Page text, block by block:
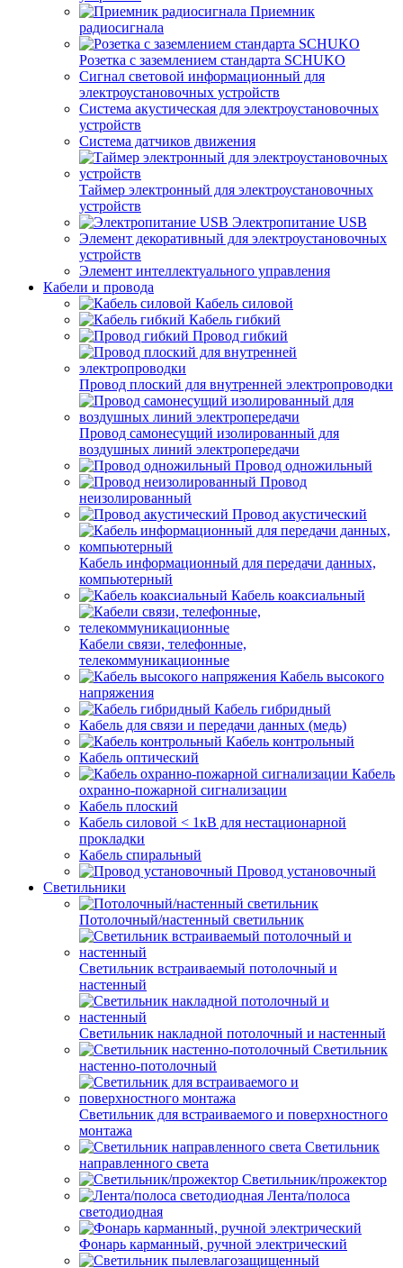
Приемник
радиосигнала
Розетка с заземлением стандарта SCHUKO
Сигнал световой информационный для
электроустановочных устройств
Система акустическая для электроустановочных
устройств
Система датчиков движения
Таймер электронный для электроустановочных
устройств
Электропитание USB
Элемент декоративный для электроустановочных
устройств
Элемент интеллектуального управления
Кабели и провода
Кабель силовой
Кабель гибкий
Провод гибкий
Провод плоский для внутренней электропроводки
Провод самонесущий изолированный для
воздушных линий электропередачи
Провод одножильный
Провод
неизолированный
Провод акустический
Кабель информационный для передачи данных,
компьютерный
Кабель коаксиальный
Кабели связи, телефонные,
телекоммуникационные
Кабель высокого
напряжения
Кабель гибридный
Кабель для связи и передачи данных (медь)
Кабель контрольный
Кабель оптический
Кабель
охранно-пожарной сигнализации
Кабель плоский
Кабель силовой < 1кВ для нестационарной
прокладки
Кабель спиральный
Провод установочный
Светильники
Потолочный/настенный светильник
Светильник встраиваемый потолочный и
настенный
Светильник накладной потолочный и настенный
Светильник
настенно-потолочный
Светильник для встраиваемого и поверхностного
монтажа
Светильник
направленного света
Светильник/прожектор
Лента/полоса
светодиодная
Фонарь карманный, ручной электрический